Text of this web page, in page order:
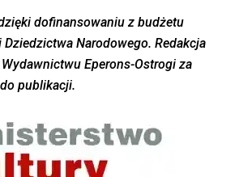
dofinansowaniu z budżetu
Narodowego. Redakcja
Eperons-Ostrogi za
publikacji.